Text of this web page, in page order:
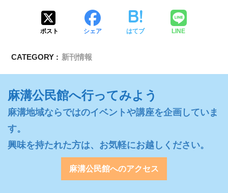
ポスト シェア はてブ LINE
CATEGORY : 新刊情報
麻溝公民館へ行ってみよう
麻溝地域ならではのイベントや講座を企画していま
す。
興味を持たれた方は、お気軽にお越しください。
麻溝公民館へのアクセス